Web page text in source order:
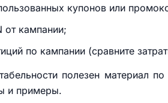
купонов или
от кампании;
по кампании (сравните
полезен материал по
и примеры.